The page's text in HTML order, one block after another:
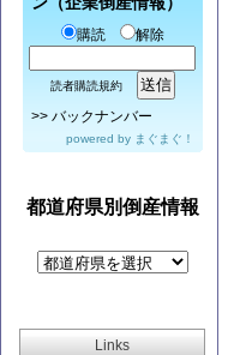
購読 解除
読者購読規約
>> バックナンバー
powered by まぐまぐ！
都道府県別倒産情報
Links